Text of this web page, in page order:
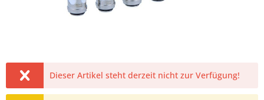
Dieser Artikel steht derzeit nicht zur Verfügung!